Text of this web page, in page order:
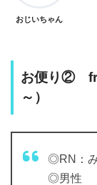
おじいちゃん
お便り②
～）
◎RN：
◎男性